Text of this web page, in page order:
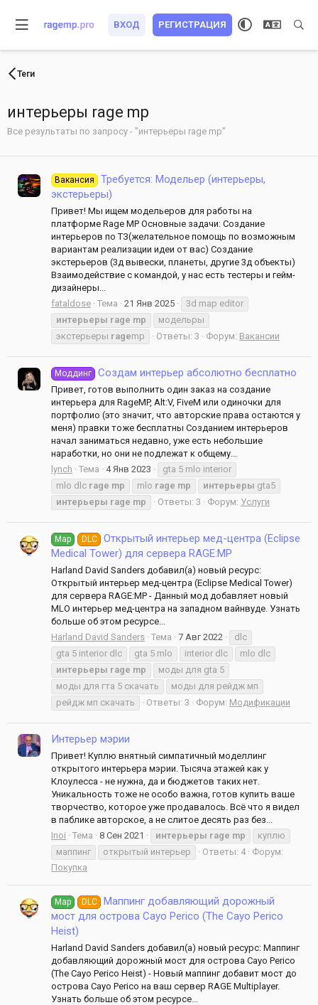
ВХОД РЕГИСТРАЦИЯ
Теги
интерьеры rage mp
Все результаты по запросу - "интерьеры rage mp"
Вакансия
Требуется: Модельер (интерьеры,
экстерьеры)
Привет! Мы ищем модельеров для работы на
платформе Rage MP Основные задачи: Создание
интерьеров по ТЗ(желательное помощь по возможным
вариантам реализации идеи от вас) Создание
экстерьеров (3д вывески, планеты, другие 3д объекты)
Взаимодействие с командой, у нас есть тестеры и гейм-
дизайнеры...
fataldose Тема 21 Янв 2025
3d map editor
интерьеры rage mp
модельры
экстерьеры ragemp Ответы: 3 Форум: Вакансии
Моддинг Создам интерьер абсолютно бесплатно
Привет, готов выполнить один заказ на создание
интерьера для RageMP, Alt:V, FiveM или одиночки для
портфолио (это значит, что авторские права остаются у
меня) правки тоже бесплатны Созданием интерьеров
начал заниматься недавно, уже есть небольшие
наработки, но они не подлежат к общему...
lynch
Тема 4 Янв 2023
gta 5 mlo interior
mlo dlc rage mp mlo rage mp интерьеры gta5
интерьеры rage mp Ответы: 3 Форум: Услуги
Map DLC Открытый интерьер мед-центра (Eclipse
Medical Tower) для сервера RAGE:MP
Harland David Sanders добавил(а) новый ресурс:
Открытый интерьер мед-центра (Eclipse Medical Tower)
для сервера RAGE:MP - Данный мод добавляет новый
MLO интерьер мед-центра на западном вайнвуде. Узнать
больше об этом ресурсе...
Harland David Sanders Тема 7 Авг 2022
dlc
gta 5 interior dlc
gta 5 mlo interior dlc
mlo dlc
интерьеры rage mp
моды для gta 5
моды для гта 5 скачать
моды для рейдж мп
рейдж мп скачать
Ответы: 3 Форум: Модификации
Интерьер мэрии
Привет! Куплю внятный симпатичный моделлинг
открытого интерьера мэрии. Тысяча этажей как у
Клоулесса - не нужна, да и бюджетов таких нет.
Уникальность тоже не особо важна, готов купить ваше
творчество, которое уже продавалось. Всё что я видел
в паблике авторское, а не слитое десять раз без...
Inoi
Тема 8 Сен 2021 интерьеры rage mp
куплю
маппинг
открытый интерьер Ответы: 4
Форум:
Покупка
Map DLC Маппинг добавляющий дорожный
мост для острова Cayo Perico (The Cayo Perico
Heist)
Harland David Sanders добавил(а) новый ресурс: Маппинг
добавляющий дорожный мост для острова Cayo Perico
(The Cayo Perico Heist) - Новый маппинг добавит мост до
острова Cayo Perico на ваш сервер RAGE Multiplayer.
Узнать больше об этом ресурсе...